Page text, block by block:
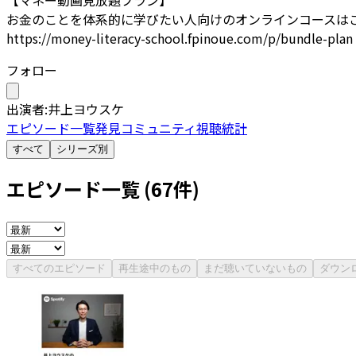
お金のことを体系的に学びたい人向けのオンラインコースは
https://money-literacy-school.fpinoue.com/p/bundle-plan
フォロー
出演者:井上ヨウスケ
エピソード一覧発見コミュニティ視聴統計
すべて シリーズ別
エピソード一覧 (67件)
すべてのエピソード 再生途中のもの まだ聴いていないもの ダウン